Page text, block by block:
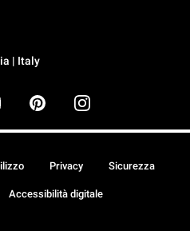
| Italy
Privacy Sicurezza
Accessibilità digitale